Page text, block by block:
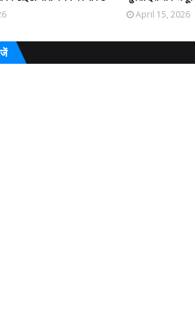
April 15, 2026